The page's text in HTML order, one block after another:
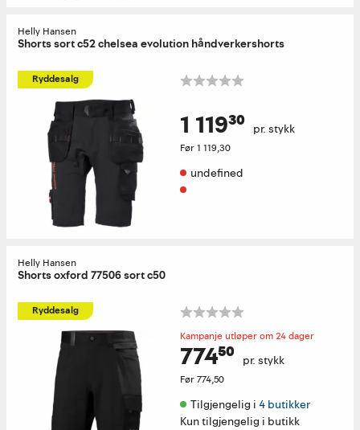
Helly Hansen
Shorts sort c52 chelsea evolution håndverkershorts
Ryddesalg
1 119³⁰ pr. stykk
Før1 119,30
undefined
Helly Hansen
Shorts oxford 77506 sort c50
Ryddesalg
Kampanje utløper om 24 dager
774⁵⁰ pr. stykk
Før774,50
Tilgjengelig i 4 butikker
Kun tilgjengelig i butikk